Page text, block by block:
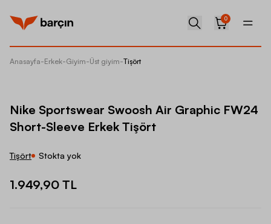
0
Anasayfa-Erkek-Giyim-Üst giyim-Tişört
Nike Sportswear Swoosh Air Graphic FW24
Short-Sleeve Erkek Tişört
Tişört Stokta yok
1.949,90 TL